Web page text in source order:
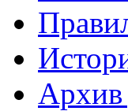
Архив